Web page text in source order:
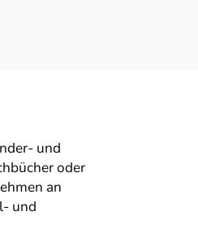
und
oder
an
und